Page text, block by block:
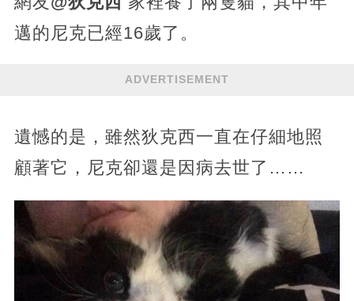
邁的尼克已經16歲了。
ADVERTISEMENT
遺憾的是，雖然狄克西一直在仔細地照
顧著它，尼克卻還是因病去世了……